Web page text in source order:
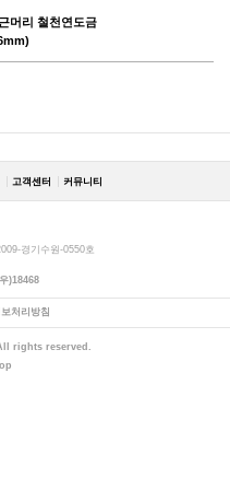
머리 철천연도금
고객센터 커뮤니티
경기수원-0550호
)18468
처리방침
rights reserved.